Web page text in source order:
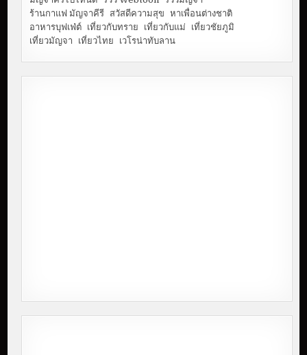
ร้านกาแฟ มัญจาคีรี สวัสดีความสุข
หาเพื่อนต่างชาติ
อาหารบุฟเฟ่ต์ เที่ยวกับทราย เที่ยวกับแม่
เที่ยวชัยภูมิ
เที่ยวมัญจา
เที่ยวไทย เวโรน่าทับลาน